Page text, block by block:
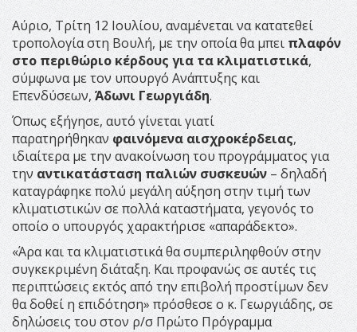
Αύριο, Τρίτη 12 Ιουλίου, αναμένεται να κατατεθεί
τροπολογία στη Βουλή, με την οποία θα μπει πλαφόν
στο περιθώριο κέρδους για τα κλιματιστικά,
σύμφωνα με τον υπουργό Ανάπτυξης και
Επενδύσεων, Άδωνι Γεωργιάδη.
Όπως εξήγησε, αυτό γίνεται γιατί
παρατηρήθηκαν φαινόμενα αισχροκέρδειας,
ιδιαίτερα με την ανακοίνωση του προγράμματος για
τηναντικατάσταση παλιών συσκευών – δηλαδή
καταγράφηκε πολύ μεγάλη αύξηση στην τιμή των
κλιματιστικών σε πολλά καταστήματα, γεγονός το
οποίο ο υπουργός χαρακτήρισε «απαράδεκτο».
«Άρα και τα κλιματιστικά θα συμπεριληφθούν στην
συγκεκριμένη διάταξη. Και προφανώς σε αυτές τις
περιπτώσεις εκτός από την επιβολή προστίμων δεν
θα δοθεί η επιδότηση» πρόσθεσε ο κ. Γεωργιάδης, σε
δηλώσεις του στον ρ/σ Πρώτο Πρόγραμμα